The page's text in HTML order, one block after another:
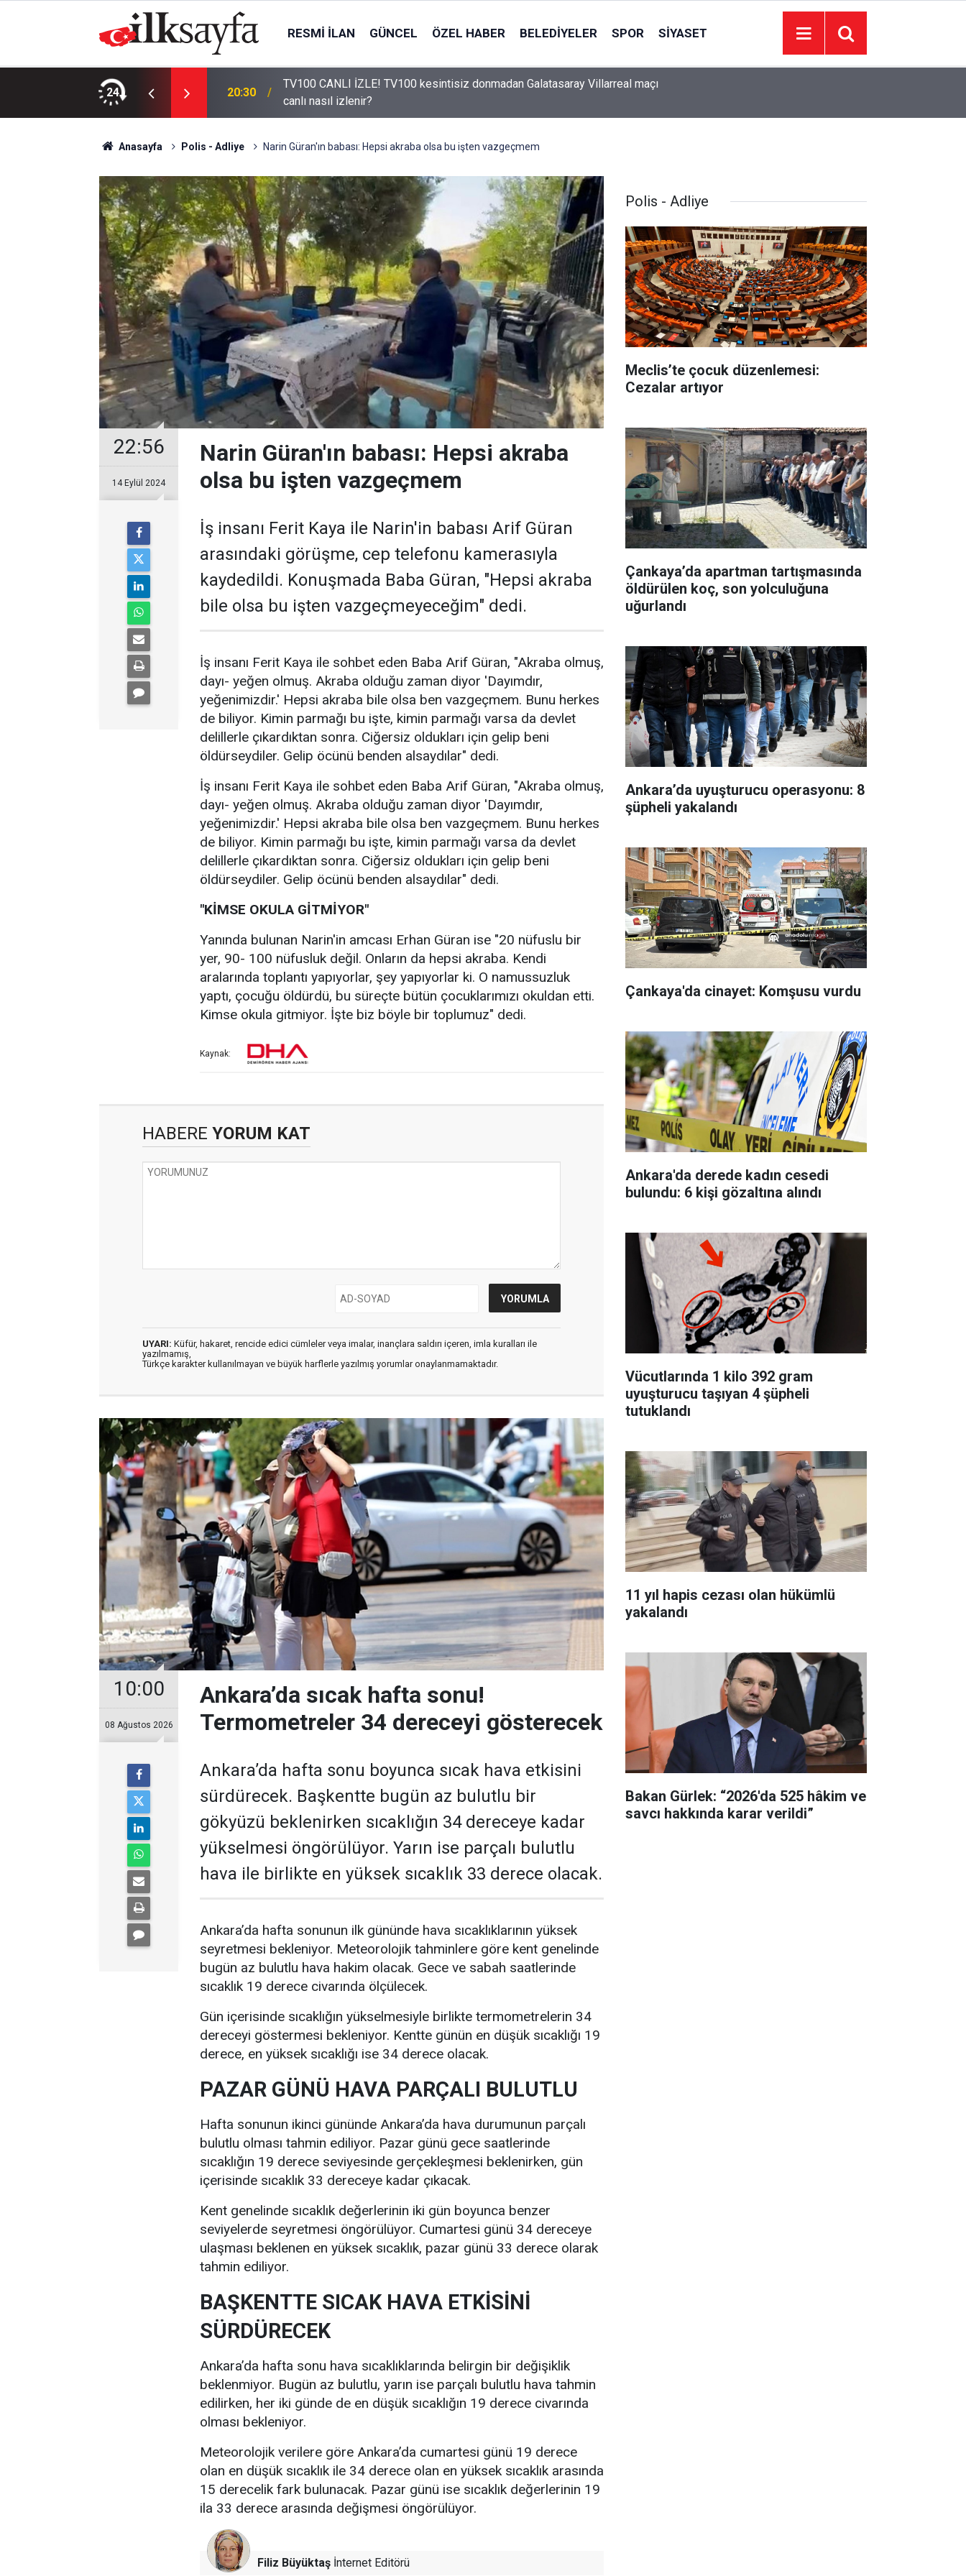
RESMI İLAN GÜNCEL ÖZEL HABER BELEDIYELER SPOR SIYASET
24
Kırıkkale’de defnedildi 20:30
TV100 CANLI İZLE! TV100 kesintisiz donmadan Galatasaray Villarreal maçı
canlı nasıl izlenir?
Anasayfa Polis - Adliye Narin Güran'ın babası: Hepsi akraba olsa bu işten vazgeçmem
22:56
14 Eylül 2024
Narin Güran'ın babası: Hepsi akraba
olsa bu işten vazgeçmem
İş insanı Ferit Kaya ile Narin'in babası Arif Güran
arasındaki görüşme, cep telefonu kamerasıyla
kaydedildi. Konuşmada Baba Güran, "Hepsi akraba
bile olsa bu işten vazgeçmeyeceğim" dedi.
İş insanı Ferit Kaya ile sohbet eden Baba Arif Güran, "Akraba olmuş,
dayı- yeğen olmuş. Akraba olduğu zaman diyor 'Dayımdır,
yeğenimizdir.' Hepsi akraba bile olsa ben vazgeçmem. Bunu herkes
de biliyor. Kimin parmağı bu işte, kimin parmağı varsa da devlet
delillerle çıkardıktan sonra. Ciğersiz oldukları için gelip beni
öldürseydiler. Gelip öcünü benden alsaydılar" dedi.
İş insanı Ferit Kaya ile sohbet eden Baba Arif Güran, "Akraba olmuş,
dayı- yeğen olmuş. Akraba olduğu zaman diyor 'Dayımdır,
yeğenimizdir.' Hepsi akraba bile olsa ben vazgeçmem. Bunu herkes
de biliyor. Kimin parmağı bu işte, kimin parmağı varsa da devlet
delillerle çıkardıktan sonra. Ciğersiz oldukları için gelip beni
öldürseydiler. Gelip öcünü benden alsaydılar" dedi.
"KİMSE OKULA GİTMİYOR"
Yanında bulunan Narin'in amcası Erhan Güran ise "20 nüfuslu bir
yer, 90- 100 nüfusluk değil. Onların da hepsi akraba. Kendi
aralarında toplantı yapıyorlar, şey yapıyorlar ki. O namussuzluk
yaptı, çocuğu öldürdü, bu süreçte bütün çocuklarımızı okuldan etti.
Kimse okula gitmiyor. İşte biz böyle bir toplumuz" dedi.
Kaynak:
HABERE YORUM KAT
UYARI: Küfür, hakaret, rencide edici cümleler veya imalar, inançlara saldırı içeren, imla kuralları ile
yazılmamış,
Türkçe karakter kullanılmayan ve büyük harflerle yazılmış yorumlar onaylanmamaktadır.
10:00
08 Ağustos 2026
Ankara’da sıcak hafta sonu!
Termometreler 34 dereceyi gösterecek
Ankara’da hafta sonu boyunca sıcak hava etkisini
sürdürecek. Başkentte bugün az bulutlu bir
gökyüzü beklenirken sıcaklığın 34 dereceye kadar
yükselmesi öngörülüyor. Yarın ise parçalı bulutlu
hava ile birlikte en yüksek sıcaklık 33 derece olacak.
Ankara’da hafta sonunun ilk gününde hava sıcaklıklarının yüksek
seyretmesi bekleniyor. Meteorolojik tahminlere göre kent genelinde
bugün az bulutlu hava hakim olacak. Gece ve sabah saatlerinde
sıcaklık 19 derece civarında ölçülecek.
Gün içerisinde sıcaklığın yükselmesiyle birlikte termometrelerin 34
dereceyi göstermesi bekleniyor. Kentte günün en düşük sıcaklığı 19
derece, en yüksek sıcaklığı ise 34 derece olacak.
PAZAR GÜNÜ HAVA PARÇALI BULUTLU
Hafta sonunun ikinci gününde Ankara’da hava durumunun parçalı
bulutlu olması tahmin ediliyor. Pazar günü gece saatlerinde
sıcaklığın 19 derece seviyesinde gerçekleşmesi beklenirken, gün
içerisinde sıcaklık 33 dereceye kadar çıkacak.
Kent genelinde sıcaklık değerlerinin iki gün boyunca benzer
seviyelerde seyretmesi öngörülüyor. Cumartesi günü 34 dereceye
ulaşması beklenen en yüksek sıcaklık, pazar günü 33 derece olarak
tahmin ediliyor.
BAŞKENTTE SICAK HAVA ETKİSİNİ
SÜRDÜRECEK
Ankara’da hafta sonu hava sıcaklıklarında belirgin bir değişiklik
beklenmiyor. Bugün az bulutlu, yarın ise parçalı bulutlu hava tahmin
edilirken, her iki günde de en düşük sıcaklığın 19 derece civarında
olması bekleniyor.
Meteorolojik verilere göre Ankara’da cumartesi günü 19 derece
olan en düşük sıcaklık ile 34 derece olan en yüksek sıcaklık arasında
15 derecelik fark bulunacak. Pazar günü ise sıcaklık değerlerinin 19
ila 33 derece arasında değişmesi öngörülüyor.
Filiz Büyüktaş İnternet Editörü
Polis - Adliye
Meclis’te çocuk düzenlemesi:
Cezalar artıyor
Çankaya’da apartman tartışmasında
öldürülen koç, son yolculuğuna
uğurlandı
Ankara’da uyuşturucu operasyonu: 8
şüpheli yakalandı
Çankaya'da cinayet: Komşusu vurdu
Ankara'da derede kadın cesedi
bulundu: 6 kişi gözaltına alındı
Vücutlarında 1 kilo 392 gram
uyuşturucu taşıyan 4 şüpheli
tutuklandı
11 yıl hapis cezası olan hükümlü
yakalandı
Bakan Gürlek: “2026'da 525 hâkim ve
savcı hakkında karar verildi”